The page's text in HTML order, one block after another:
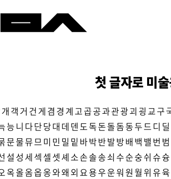
첫 글자로 미
개 객 거 건 게 겸 경 계 고곱공과관광괴 굉 교구
능니 다단당대 데 덴 도독돈돌돔동두드디 딜
문물뮤므미 민 밀 밑 바박반발방배 백 밸 번 범
설 성 세 섹 셀 셋 셰 소손솔송쇠 수순숭쉬 슈슝
옥올옴옵옹와왜 외 요용우운워 원 월 위 유육